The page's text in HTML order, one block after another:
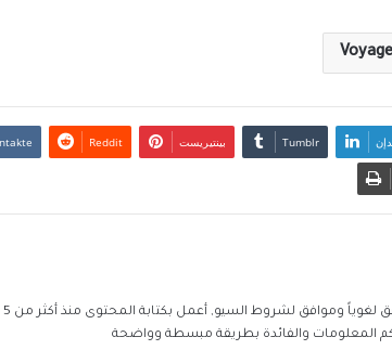
بينتيريست
المعلومات والفائدة بطريقة مبسطة وواضحة